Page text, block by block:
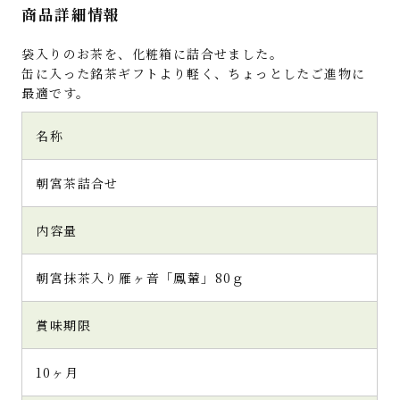
商品詳細情報
袋入りのお茶を、化粧箱に詰合せました。
缶に入った銘茶ギフトより軽く、ちょっとしたご進物に
最適です。
名称
朝宮茶詰合せ
内容量
朝宮抹茶入り雁ヶ音「鳳輦」80ｇ
賞味期限
10ヶ月